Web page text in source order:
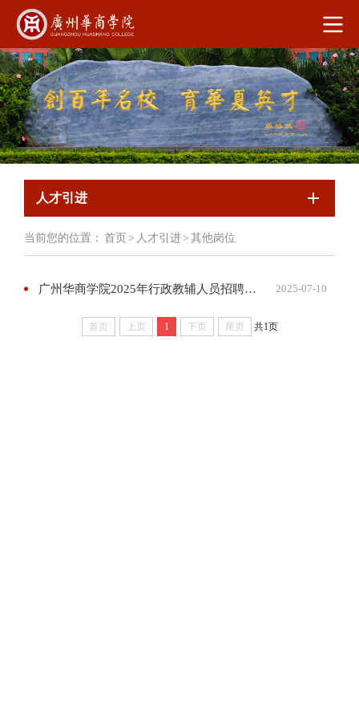
人才引进
当前您的位置： 首页 > 人才引进> 其他岗位
2025-07-10
广州华商学院2025年行政教辅人员招聘启事
首页 上页 1 下页 尾页 共1页